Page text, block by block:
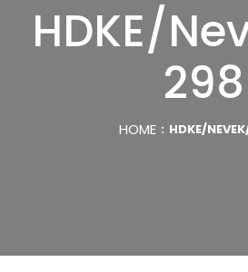
HDKE/
298
HOME HDKE/